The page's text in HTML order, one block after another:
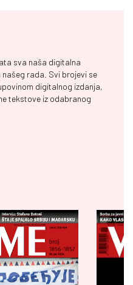
sva naša digitalna
rada. Svi brojevi se
digitalnog izdanja,
tekstove iz odabranog